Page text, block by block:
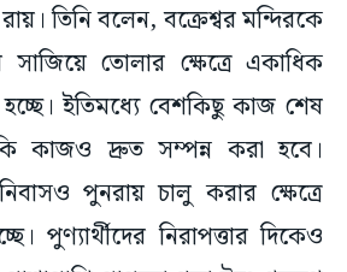
তিনি বলেন, বক্রেশ্বর মন্দিরকে
তোলার ক্ষেত্রে একাধিক
ইতিমধ্যে বেশকিছু কাজ শেষ
কাজও দ্রুত সম্পন্ন করা হবে।
পুনরায় চালু করার ক্ষেত্রে
পুণ্যার্থীদের নিরাপত্তার দিকেও